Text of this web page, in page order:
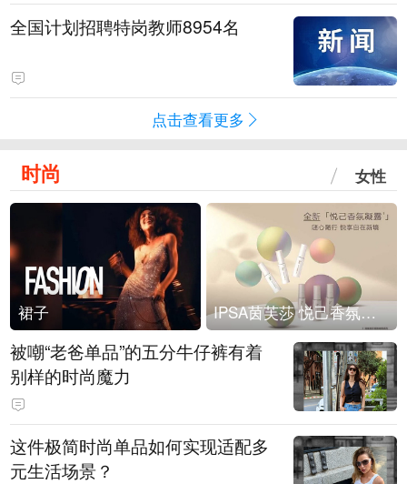
全国计划招聘特岗教师8954名
点击查看更多
时尚 女性
裙子 IPSA茵芙莎 悦己香氛凝露上市
被嘲“老爸单品”的五分牛仔裤有着
别样的时尚魔力
这件极简时尚单品如何实现适配多
元生活场景？